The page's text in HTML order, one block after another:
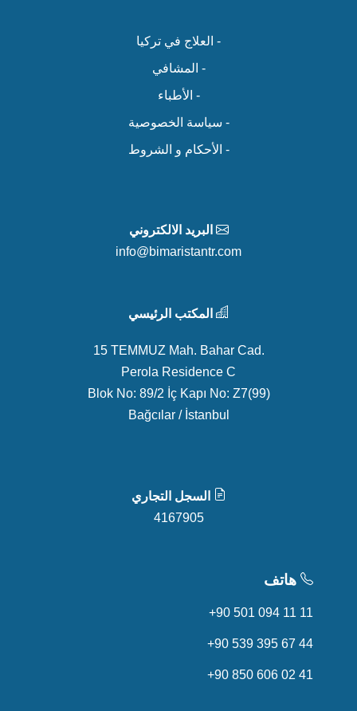
- العلاج في تركيا
- المشافي
- الأطباء
- سياسة الخصوصية
- الأحكام و الشروط
البريد الالكتروني
info@bimaristantr.com
المكتب الرئيسي
15 TEMMUZ Mah. Bahar Cad.
Perola Residence C
Blok No: 89/2 İç Kapı No: Z7(99)
Bağcılar / İstanbul
السجل التجاري
4167905
هاتف
+90 501 094 11 11
+90 539 395 67 44
+90 850 606 02 41